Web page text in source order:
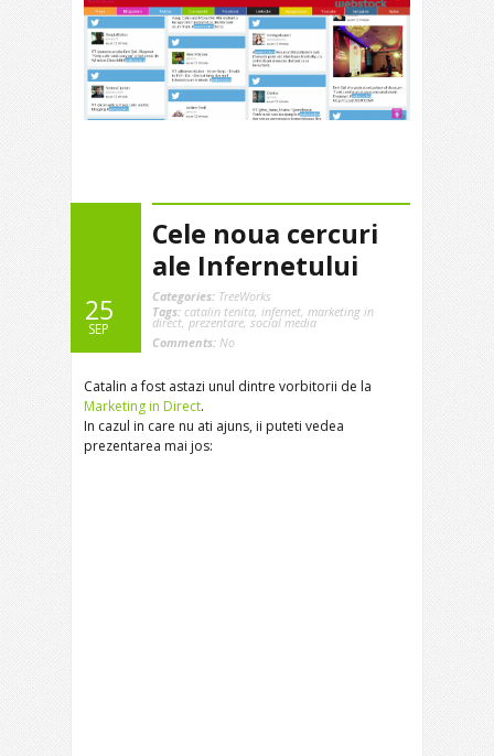
25
SEP
Cele noua cercuri
ale Infernetului
Categories: TreeWorks
Tags: catalin tenita infernet marketing in
direct prezentare social media
Comments: No
Catalin a fost astazi unul dintre vorbitorii de la
Marketing in Direct.
In cazul in care nu ati ajuns, ii puteti vedea
prezentarea mai jos: